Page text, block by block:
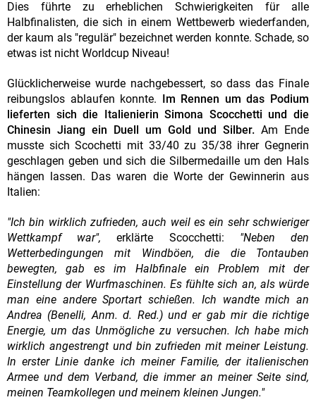
Dies führte zu erheblichen Schwierigkeiten für alle
Halbfinalisten, die sich in einem Wettbewerb wiederfanden,
der kaum als "regulär" bezeichnet werden konnte. Schade, so
etwas ist nicht Worldcup Niveau!
Glücklicherweise wurde nachgebessert, so dass das Finale
reibungslos ablaufen konnte.
Im Rennen um das Podium
lieferten sich die Italienierin Simona Scocchetti und die
Chinesin Jiang ein Duell um Gold und Silber. Am Ende
musste sich Scochetti mit 33/40 zu 35/38 ihrer Gegnerin
geschlagen geben und sich die Silbermedaille um den Hals
hängen lassen. Das waren die Worte der Gewinnerin aus
Italien:
"Ich bin wirklich zufrieden, auch weil es ein sehr schwieriger
Wettkampf war",erklärte Scocchetti: "Neben den
Wetterbedingungen mit Windböen, die die Tontauben
bewegten, gab es im Halbfinale ein Problem mit der
Einstellung der Wurfmaschinen. Es fühlte sich an, als würde
man eine andere Sportart schießen. Ich wandte mich an
Andrea (Benelli, Anm. d. Red.) und er gab mir die richtige
Energie, um das Unmögliche zu versuchen. Ich habe mich
wirklich angestrengt und bin zufrieden mit meiner Leistung.
In erster Linie danke ich meiner Familie, der italienischen
Armee und dem Verband, die immer an meiner Seite sind,
meinen Teamkollegen und meinem kleinen Jungen."